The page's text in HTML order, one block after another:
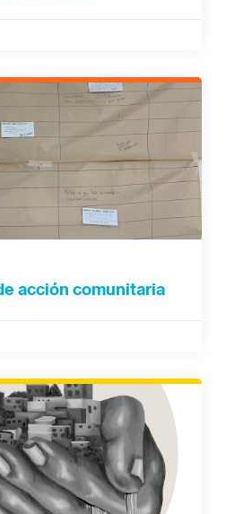
acción comunitaria